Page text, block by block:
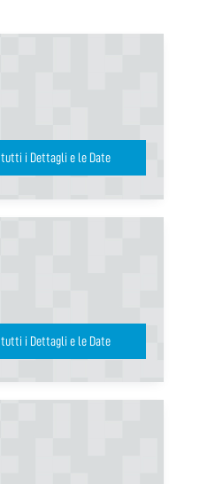
Vedi tutti i Dettagli e le Date
Vedi tutti i Dettagli e le Date